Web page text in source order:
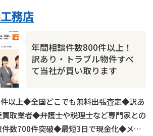
務店
年間相談件数800件以上！
訳あり・トラブル物件すべ
て当社が買い取ります
以上◆全国どこでも無料出張査定◆訳あ
買取業者◆弁護士や税理士など専門家との
数700件突破◆最短3日で現金化◆メー